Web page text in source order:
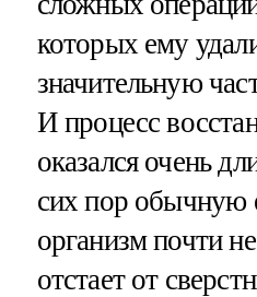
которых ему
значительную
И процесс
оказался очень
сих пор обычную
организм почти
отстает от